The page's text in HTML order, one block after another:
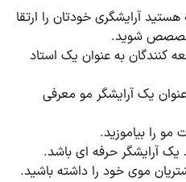
آرایشگری خودتان را ارتقا
شوید.
کنندگان به عنوان یک استاد
یک آرایشگر مو معرفی
را بیاموزید.
یک آرایشگر حرفه ای باشد.
موی خود را داشته باشید.